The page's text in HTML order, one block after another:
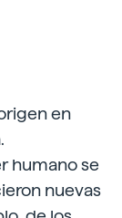
en
humano se
nuevas